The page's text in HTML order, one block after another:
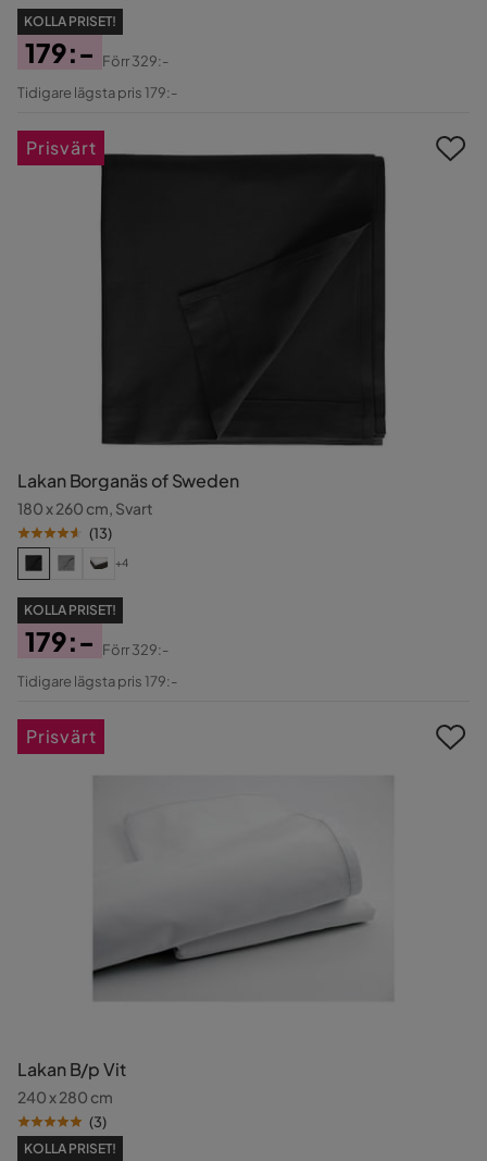
KOLLA PRISET!
Pris
179:-
Original
Förr329:-
Tidigare lägsta pris 179:-
Lakan Borganäs of Sweden
180 x 260 cm, Svart
(13)
+4
KOLLA PRISET!
Pris
179:-
Original
Förr329:-
Tidigare lägsta pris 179:-
Prisvärt
Lakan B/p Vit
240 x 280 cm
(3)
KOLLA PRISET!
Prisvärt